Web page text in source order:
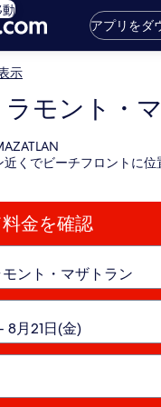
動
アプリをダ
示
モント・
くでビーチフロントに
金を確認